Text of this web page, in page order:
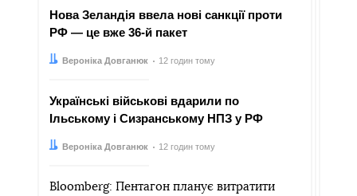
Нова Зеландія ввела нові санкції проти
РФ — це вже 36-й пакет
Автор:
Вероніка Довганюк
Дата: 12 годин тому
Українські військові вдарили по
Ільському і Сизранському НПЗ у РФ
Автор:
Вероніка Довганюк
Дата: 12 годин тому
Bloomberg: Пентагон планує витратити